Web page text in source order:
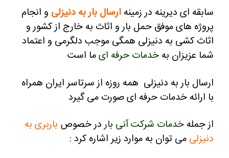
سابقه ای دیرینه در زمینه ارسال بار به دنیزلی و انجام
پروژه های موفق حمل بار و اثاث به خارج از کشور و
اثاث کشی به دنیزلی همگی موجب دلگرمی و اعتماد
شما عزیزان به خدمات حرفه ایما است
ارسال بار به دنیزلی همه روزه از سرتاسر ایران همراه
با ارائه خدمات حرفه ای صورت می گیرد
از جمله خدمات شرکت آنی باردر خصوص باربری به
دنیزلی می توان به موارد زیر اشاره کرد :